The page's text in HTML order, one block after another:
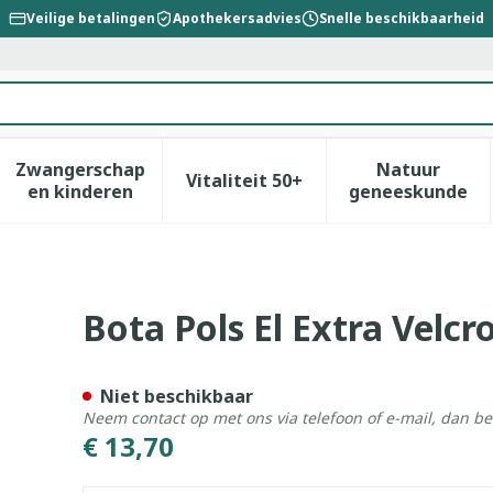
Veilige betalingen Apothekersadvies Snelle beschikbaarheid
verzorging en hygiëne categorie
voor Dieet, voeding en vitamines categorie
Zwangerschap
en kinderenToon submenu voor Zwangerschap en
Vitaliteit 50+Toon submenu voor
Natuur
geneeskunde
Toon
Bota Pols El Extra
€ 13,70
Niet beschikbaar
Neem contact op met ons via telefoon of e-mail, dan